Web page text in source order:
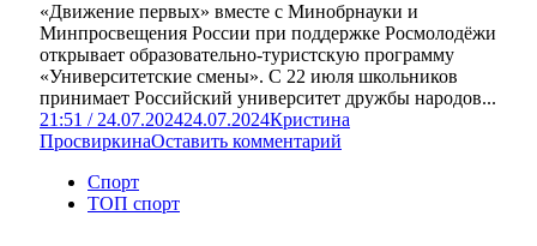
«Движение первых» вместе с Минобрнауки и
Минпросвещения России при поддержке Росмолодёжи
открывает образовательно-туристскую программу
«Университетские смены». С 22 июля школьников
принимает Российский университет дружбы народов...
21:51 / 24.07.202424.07.2024Кристина
ПросвиркинаОставить комментарий
Спорт
ТОП спорт